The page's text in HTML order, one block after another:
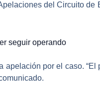
del Circuito de
seguir operando
apelación por el caso. “El